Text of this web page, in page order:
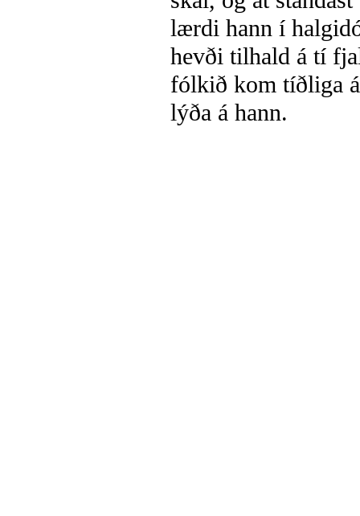
lærdi hann í
hevði tilhald á tí
fólkið kom tíðliga
lýða á hann.